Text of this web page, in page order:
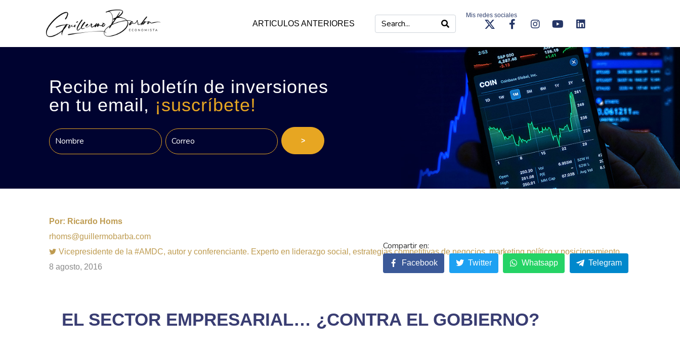
ARTICULOS ANTERIORES
Mis redes sociales
Recibe mi boletín de inversiones
en tu email, ¡suscríbete!
>
Por: Ricardo Homs
rhoms@guillermobarba.com
Vicepresidente de la #AMDC, autor y conferenciante. Experto en liderazgo social, estrategias competitivas de negocios, marketing político y posicionamiento.
8 agosto, 2016
EL SECTOR EMPRESARIAL… ¿CONTRA EL GOBIERNO?
Facebook Twitter Whatsapp Telegram